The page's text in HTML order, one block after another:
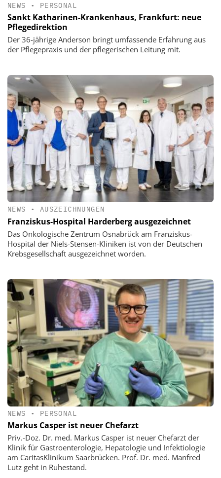
NEWS • PERSONAL
Sankt Katharinen-Krankenhaus, Frankfurt: neue
Pflegedirektion
Der 36-jährige Anderson bringt umfassende Erfahrung aus
der Pflegepraxis und der pflegerischen Leitung mit.
NEWS • AUSZEICHNUNGEN
Franziskus-Hospital Harderberg ausgezeichnet
Das Onkologische Zentrum Osnabrück am Franziskus-
Hospital der Niels-Stensen-Kliniken ist von der Deutschen
Krebsgesellschaft ausgezeichnet worden.
NEWS • PERSONAL
Markus Casper ist neuer Chefarzt
Priv.-Doz. Dr. med. Markus Casper ist neuer Chefarzt der
Klinik für Gastroenterologie, Hepatologie und Infektiologie
am CaritasKlinikum Saarbrücken. Prof. Dr. med. Manfred
Lutz geht in Ruhestand.